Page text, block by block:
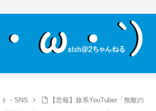
・SNS
【悲報】旅系YouTuber「無敵の